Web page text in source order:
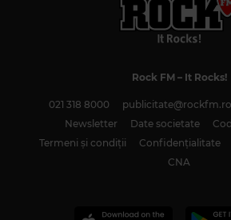
Magic Classic Music
PEER GYNT SUITE NO. 1, OP.
Rock FM– It Rocks!
021 318 8000 publicitate@rockfm.ro
Newsletter
Date societate
Termeni și condiții
Confidențialitate
CNA